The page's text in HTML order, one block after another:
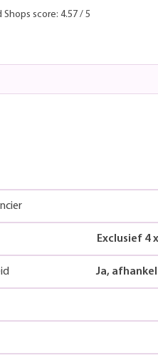
Shops score: 4.57 / 5
Exclusief 4
Ja,